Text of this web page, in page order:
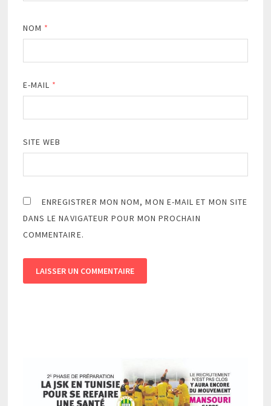
NOM *
E-MAIL *
SITE WEB
ENREGISTRER MON NOM, MON E-MAIL ET MON SITE
DANS LE NAVIGATEUR POUR MON PROCHAIN
COMMENTAIRE.